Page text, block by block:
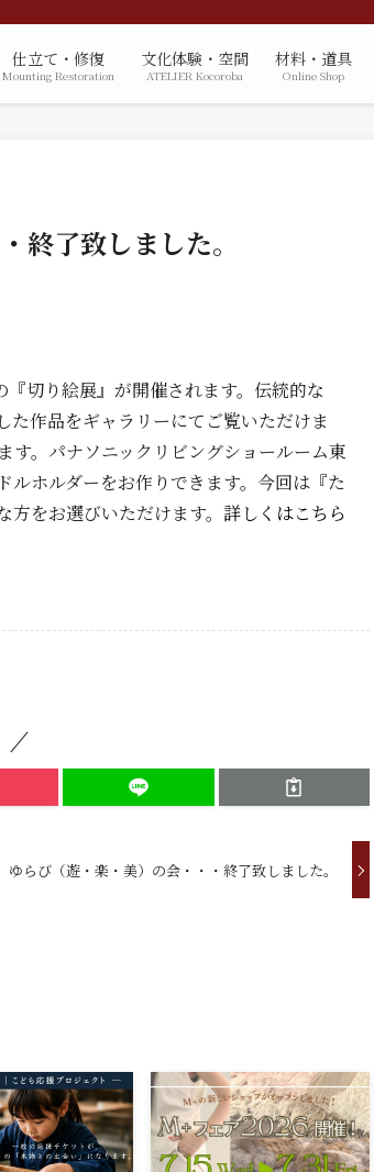
仕立て・修復
Mounting Restoration
文化体験・空間
ATELIER Kocoroba
材料・道具
Online Shop
終了致しました。
切り絵展』が開催されます。伝統的な
た作品をギャラリーにてご覧いただけま
す。パナソニックリビングショールーム東
ホルダーをお作りできます。今回は『た
をお選びいただけます。 詳しくはこちら
ゆらび（遊・楽・美）の会・・・終了致しました。